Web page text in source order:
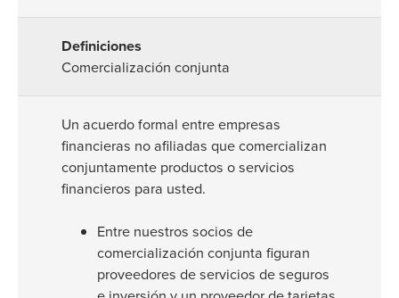
Comercialización conjunta
Un acuerdo formal entre empresas
financieras no afiliadas que comercializan
conjuntamente productos o servicios
financieros para usted.
Entre nuestros socios de
comercialización conjunta figuran
proveedores de servicios de seguros